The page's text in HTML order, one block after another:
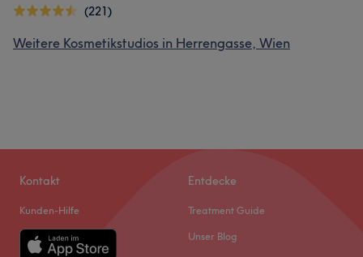
(221)
Weitere Kosmetikstudios in Herrengasse, Wien
Kontakt
Kunden-Hilfe
Entdecke
Treatment Guide
Unser Blog